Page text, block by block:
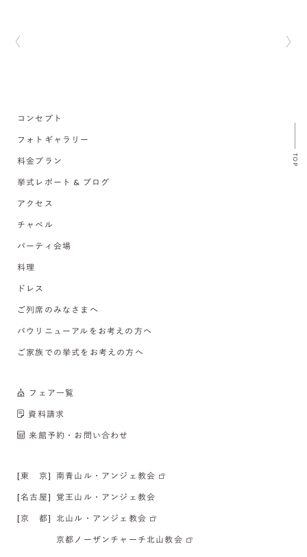
TOP
コンセプト
フォトギャラリー
料金プラン
挙式レポート & ブログ
アクセス
チャペル
パーティ会場
料理
ドレス
ご列席のみなさまへ
バウリニューアルをお考えの方へ
ご家族での挙式をお考えの方へ
フェア一覧
資料請求
来館予約・お問い合わせ
[東 京] 南青山ル・アンジェ教会
[名古屋] 覚王山ル・アンジェ教会
[京 都] 北山ル・アンジェ教会
京都ノーザンチャーチ北山教会